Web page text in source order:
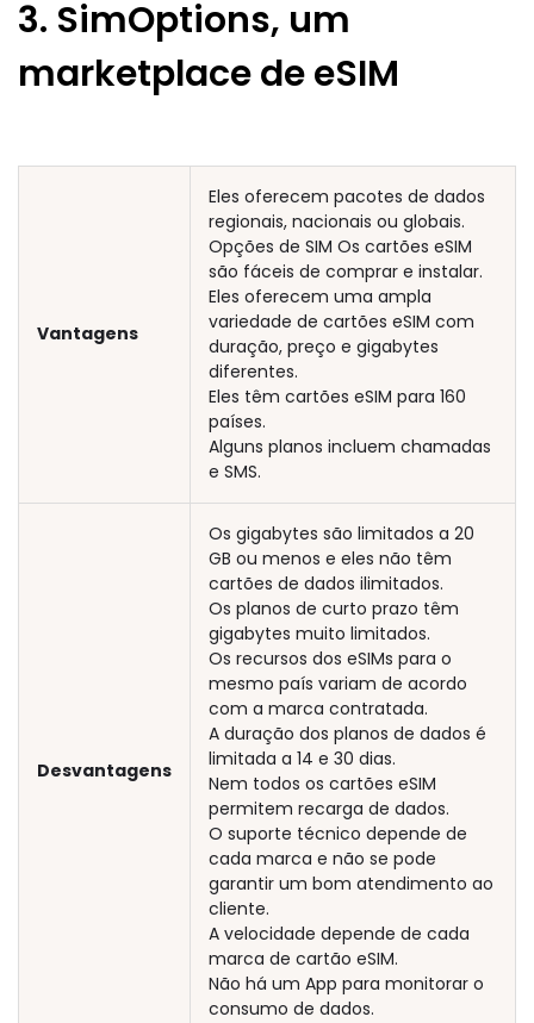
3. SimOptions, um
marketplace de eSIM
Vantagens
Eles oferecem pacotes de dados
regionais, nacionais ou globais.
Opções de SIM Os cartões eSIM
são fáceis de comprar e instalar.
Eles oferecem uma ampla
variedade de cartões eSIM com
duração, preço e gigabytes
diferentes.
Eles têm cartões eSIM para 160
países.
Alguns planos incluem chamadas
e SMS.
Desvantagens
Os gigabytes são limitados a 20
GB ou menos e eles não têm
cartões de dados ilimitados.
Os planos de curto prazo têm
gigabytes muito limitados.
Os recursos dos eSIMs para o
mesmo país variam de acordo
com a marca contratada.
A duração dos planos de dados é
limitada a 14 e 30 dias.
Nem todos os cartões eSIM
permitem recarga de dados.
O suporte técnico depende de
cada marca e não se pode
garantir um bom atendimento ao
cliente.
A velocidade depende de cada
marca de cartão eSIM.
Não há um App para monitorar o
consumo de dados.